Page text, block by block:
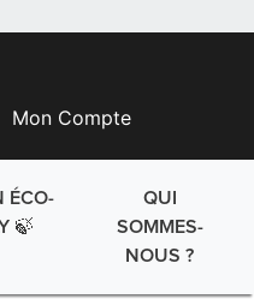
Mon Compte
ÉCO-
🍃
QUI
SOMMES-
NOUS ?